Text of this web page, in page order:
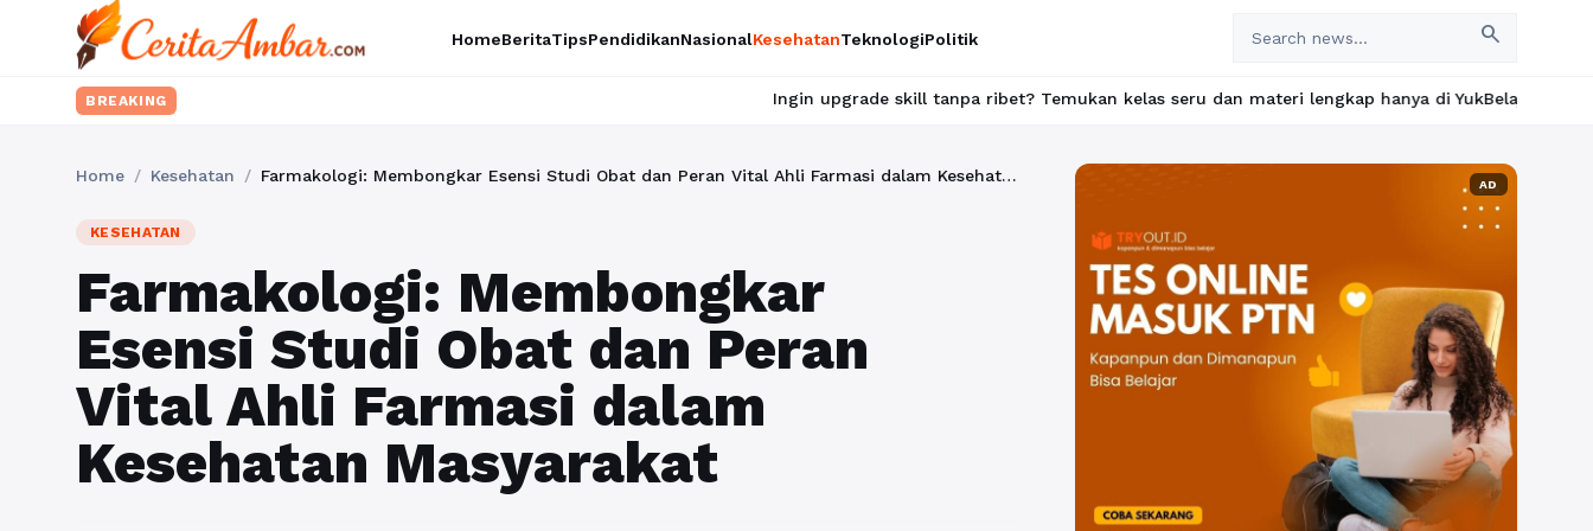
HomeBeritaTipsPendidikanNasionalKesehatanTeknologiPolitik search
BREAKING Ingin upgrade skill tanpa ribet? Temukan kelas seru dan materi lengkap hanya di YukBelajar.com. Mulai langkah
Home / Kesehatan / Farmakologi: Membongkar Esensi Studi Obat dan Peran Vital Ahli Farmasi dalam Kesehatan Masyarakat
KESEHATAN
Farmakologi: Membongkar
Esensi Studi Obat dan Peran
Vital Ahli Farmasi dalam
Kesehatan Masyarakat
AD